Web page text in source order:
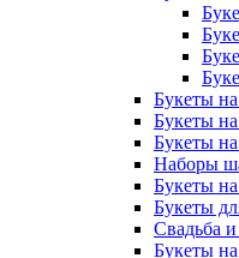
Букеты
Букеты
Букеты
Наборы
Букеты
Букеты
Свадьба
Букеты